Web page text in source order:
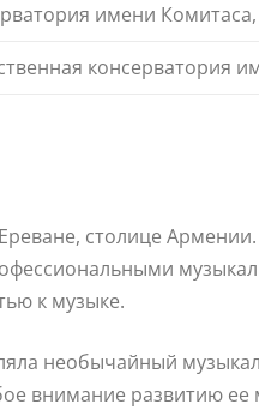
имени
консерватория
столице
к музыке.
необычайный
внимание развитию